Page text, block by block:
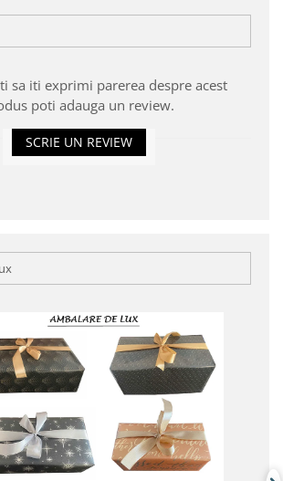
sa iti exprimi parerea despre acest
poti adauga un review.
SCRIE UN REVIEW